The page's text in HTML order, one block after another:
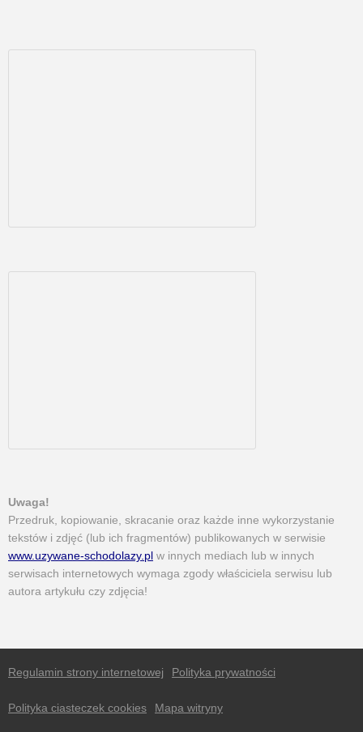
Uwaga!
Przedruk, kopiowanie, skracanie oraz każde inne wykorzystanie
tekstów i zdjęć (lub ich fragmentów) publikowanych w serwisie
www.uzywane-schodolazy.pl w innych mediach lub w innych
serwisach internetowych wymaga zgody właściciela serwisu lub
autora artykułu czy zdjęcia!
Regulamin strony internetowej Polityka prywatności
Polityka ciasteczek cookies Mapa witryny